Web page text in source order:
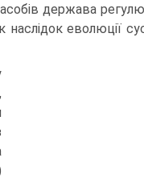
держава
еволюції